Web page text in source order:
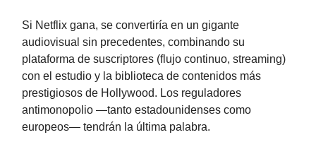
Si Netflix gana, se convertiría en un gigante
audiovisual sin precedentes, combinando su
plataforma de suscriptores (flujo continuo, streaming)
con el estudio y la biblioteca de contenidos más
prestigiosos de Hollywood. Los reguladores
antimonopolio —tanto estadounidenses como
europeos— tendrán la última palabra.